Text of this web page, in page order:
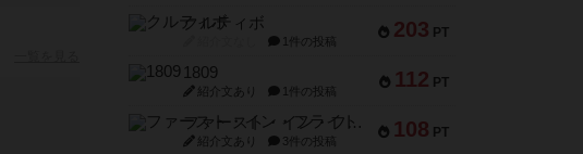
203 PT
クルティボ
1件の投稿
112 PT
1809
紹介文あり 1件の投稿
108 PT
ファースト・イン・フライト
紹介文あり 3件の投稿